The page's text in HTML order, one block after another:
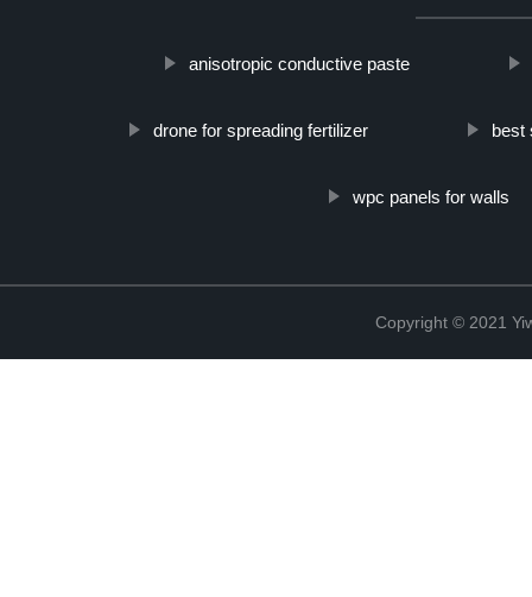
anisotropic conductive paste
drone for spreading fertilizer best
wpc panels for walls
Copyright © 2021